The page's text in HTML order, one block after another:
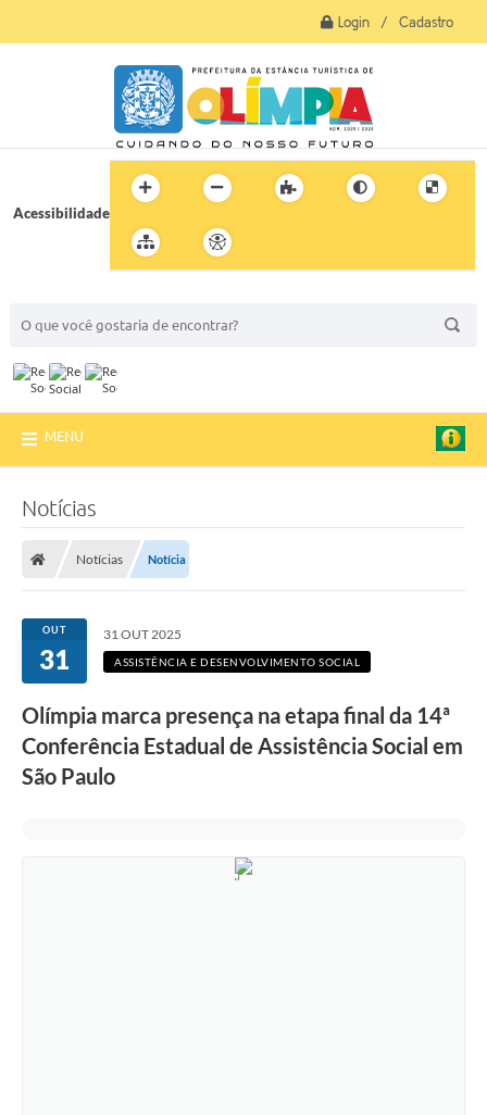
Login / Cadastro
Acessibilidade
MENU
Notícias
Notícias Notícia
OUT
31
31 OUT 2025
ASSISTÊNCIA E DESENVOLVIMENTO SOCIAL
Olímpia marca presença na etapa final da 14ª
Conferência Estadual de Assistência Social em
São Paulo